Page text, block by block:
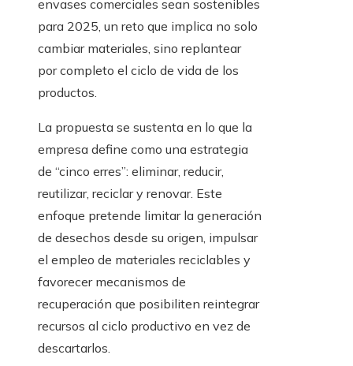
envases comerciales sean sostenibles
para 2025, un reto que implica no solo
cambiar materiales, sino replantear
por completo el ciclo de vida de los
productos.
La propuesta se sustenta en lo que la
empresa define como una estrategia
de “cinco erres”: eliminar, reducir,
reutilizar, reciclar y renovar. Este
enfoque pretende limitar la generación
de desechos desde su origen, impulsar
el empleo de materiales reciclables y
favorecer mecanismos de
recuperación que posibiliten reintegrar
recursos al ciclo productivo en vez de
descartarlos.